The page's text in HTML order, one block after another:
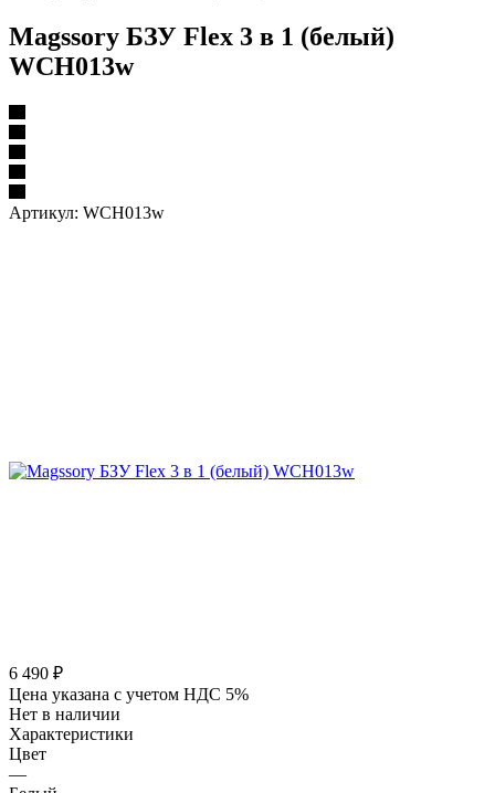
Magssory БЗУ Flex 3 в 1 (белый)
WCH013w
Артикул: WCH013w
6 490 ₽
Цена указана с учетом НДС 5%
Нет в наличии
Характеристики
Цвет
—